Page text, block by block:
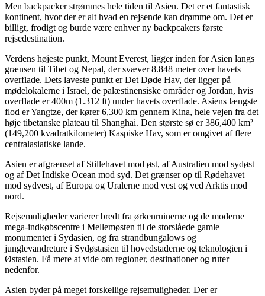
Men backpacker strømmes hele tiden til Asien. Det er et fantastisk
kontinent, hvor der er alt hvad en rejsende kan drømme om. Det er
billigt, frodigt og burde være enhver ny backpcakers første
rejsedestination.
Verdens højeste punkt, Mount Everest, ligger inden for Asien langs
grænsen til Tibet og Nepal, der svæver 8.848 meter over havets
overflade. Dets laveste punkt er Det Døde Hav, der ligger på
mødelokalerne i Israel, de palæstinensiske områder og Jordan, hvis
overflade er 400m (1.312 ft) under havets overflade. Asiens længste
flod er Yangtze, der kører 6,300 km gennem Kina, hele vejen fra det
høje tibetanske plateau til Shanghai. Den største sø er 386,400 km²
(149,200 kvadratkilometer) Kaspiske Hav, som er omgivet af flere
centralasiatiske lande.
Asien er afgrænset af Stillehavet mod øst, af Australien mod sydøst
og af Det Indiske Ocean mod syd. Det grænser op til Rødehavet
mod sydvest, af Europa og Uralerne mod vest og ved Arktis mod
nord.
Rejsemuligheder varierer bredt fra ørkenruinerne og de moderne
mega-indkøbscentre i Mellemøsten til de storslåede gamle
monumenter i Sydasien, og fra strandbungalows og
junglevandreture i Sydøstasien til hovedstaderne og teknologien i
Østasien. Få mere at vide om regioner, destinationer og ruter
nedenfor.
Asien byder på meget forskellige rejsemuligheder. Der er